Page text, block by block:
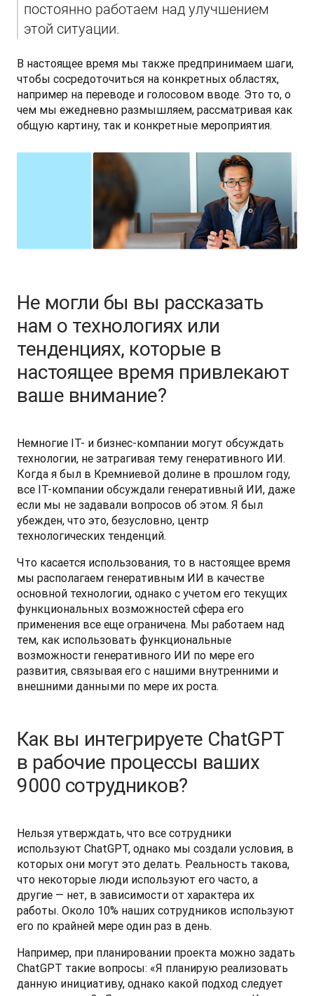
постоянно работаем над улучшением
этой ситуации.
В настоящее время мы также предпринимаем шаги,
чтобы сосредоточиться на конкретных областях,
например на переводе и голосовом вводе. Это то, о
чем мы ежедневно размышляем, рассматривая как
общую картину, так и конкретные мероприятия.
Не могли бы вы рассказать
нам о технологиях или
тенденциях, которые в
настоящее время привлекают
ваше внимание?
Немногие IT- и бизнес-компании могут обсуждать
технологии, не затрагивая тему генеративного ИИ.
Когда я был в Кремниевой долине в прошлом году,
все IT-компании обсуждали генеративный ИИ, даже
если мы не задавали вопросов об этом. Я был
убежден, что это, безусловно, центр
технологических тенденций.
Что касается использования, то в настоящее время
мы располагаем генеративным ИИ в качестве
основной технологии, однако с учетом его текущих
функциональных возможностей сфера его
применения все еще ограничена. Мы работаем над
тем, как использовать функциональные
возможности генеративного ИИ по мере его
развития, связывая его с нашими внутренними и
внешними данными по мере их роста.
Как вы интегрируете ChatGPT
в рабочие процессы ваших
9000 сотрудников?
Нельзя утверждать, что все сотрудники
используют ChatGPT, однако мы создали условия, в
которых они могут это делать. Реальность такова,
что некоторые люди используют его часто, а
другие — нет, в зависимости от характера их
работы. Около 10% наших сотрудников используют
его по крайней мере один раз в день.
Например, при планировании проекта можно задать
ChatGPT такие вопросы: «Я планирую реализовать
данную инициативу, однако какой подход следует